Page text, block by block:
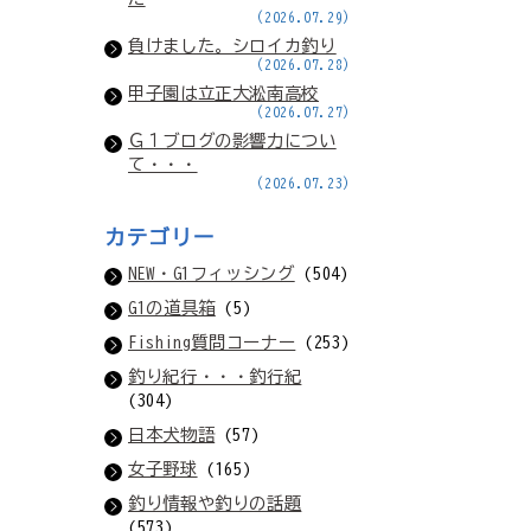
(2026.07.29)
負けました。シロイカ釣り
(2026.07.28)
甲子園は立正大淞南高校
(2026.07.27)
Ｇ１ブログの影響力につい
て・・・
(2026.07.23)
カテゴリー
NEW・G1フィッシング(504)
G1の道具箱(5)
Fishing質問コーナー (253)
釣り紀行・・・釣行紀
(304)
日本犬物語(57)
女子野球 (165)
釣り情報や釣りの話題
(573)